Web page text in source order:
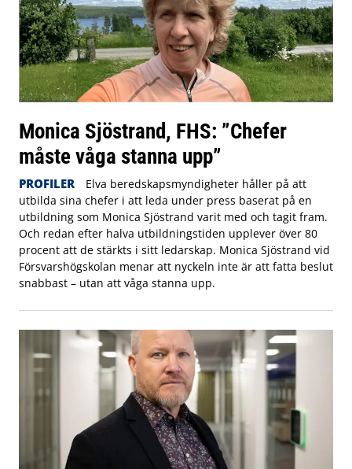
Monica Sjöstrand, FHS: ”Chefer
måste våga stanna upp”
PROFILER
Elva beredskapsmyndigheter håller på att
utbilda sina chefer i att leda under press baserat på en
utbildning som Monica Sjöstrand varit med och tagit fram.
Och redan efter halva utbildningstiden upplever över 80
procent att de stärkts i sitt ledarskap. Monica Sjöstrand vid
Försvarshögskolan menar att nyckeln inte är att fatta beslut
snabbast – utan att våga stanna upp.